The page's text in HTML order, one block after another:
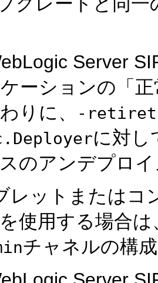
Server
ーションの「
りに、
-
に対し
スのアンデプロ
レットまたはコ
使用する場合
チャネルの構